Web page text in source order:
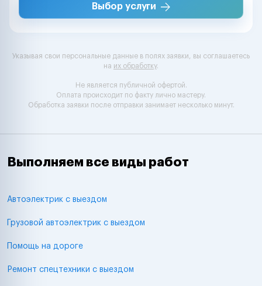
Выбор услуги
Указывая свои персональные данные в полях заявки, вы соглашаетесь
на их обработку.
Не является публичной офертой.
Оплата происходит по факту лично мастеру.
Обработка заявки после отправки занимает несколько минут.
Выполняем все виды работ
Автоэлектрик с выездом
Грузовой автоэлектрик с выездом
Помощь на дороге
Ремонт спецтехники с выездом